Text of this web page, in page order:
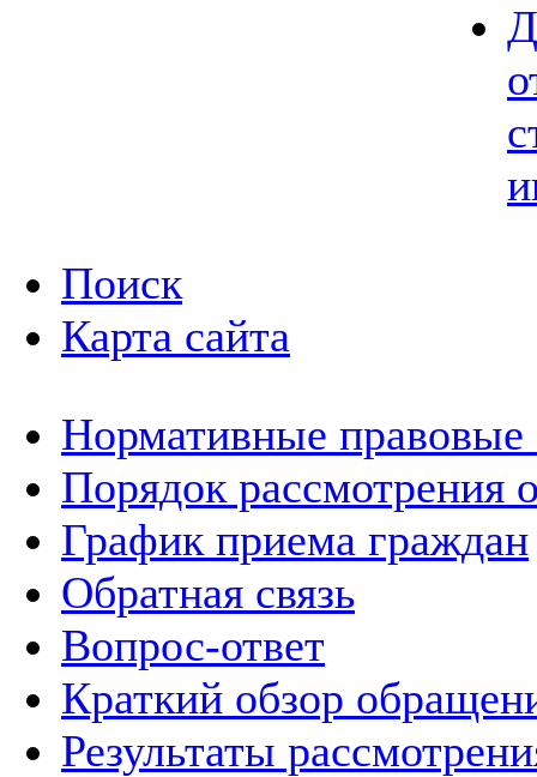
Поиск
Карта сайта
Нормативные правовые
Порядок рассмотрения
График приема граждан
Обратная связь
Вопрос-ответ
Краткий обзор
Результаты